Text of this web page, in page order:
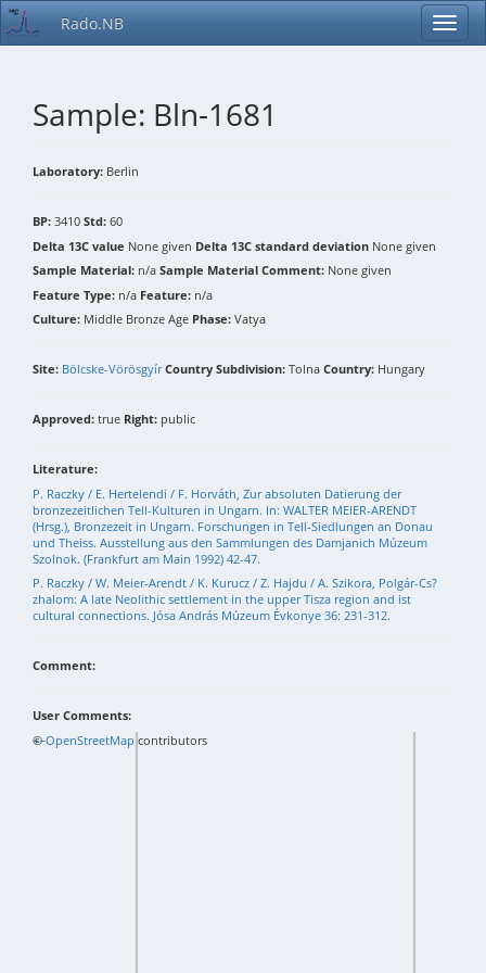
Rado.NB
Sample: Bln-1681
Laboratory: Berlin
BP: 3410 Std: 60
Delta 13C value None given Delta 13C standard deviation None given
Sample Material: n/a Sample Material Comment: None given
Feature Type: n/a Feature: n/a
Culture: Middle Bronze Age Phase: Vatya
Site: Bölcske-Vörösgyír Country Subdivision: Tolna Country: Hungary
Approved: true Right: public
Literature:
P. Raczky / E. Hertelendi / F. Horváth, Zur absoluten Datierung der
bronzezeitlichen Tell-Kulturen in Ungarn. In: WALTER MEIER-ARENDT
(Hrsg.), Bronzezeit in Ungarn. Forschungen in Tell-Siedlungen an Donau
und Theiss. Ausstellung aus den Sammlungen des Damjanich Múzeum
Szolnok. (Frankfurt am Main 1992) 42-47.
P. Raczky / W. Meier-Arendt / K. Kurucz / Z. Hajdu / A. Szikora, Polgár-Cs?
zhalom: A late Neolithic settlement in the upper Tisza region and ist
cultural connections. Jósa András Múzeum Évkonye 36: 231-312.
Comment:
User Comments:
+−
©OpenStreetMap contributors